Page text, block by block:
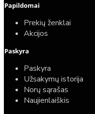
Papildomai
Prekių ženklai
Akcijos
Paskyra
Paskyra
Užsakymų istorija
Norų sąrašas
Naujienlaiškis